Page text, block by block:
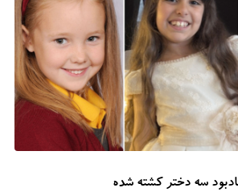
سه دختر کشته شده